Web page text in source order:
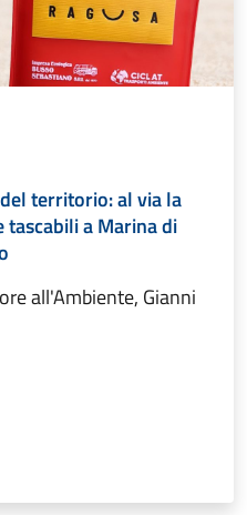
territorio: al via la
tascabili a Marina di
all'Ambiente, Gianni